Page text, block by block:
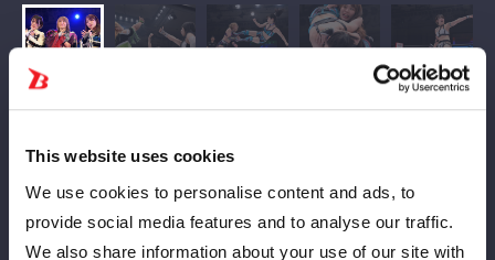
This website uses cookies
We use cookies to personalise content and ads, to
provide social media features and to analyse our traffic.
We also share information about your use of our site with
ゴッズアイの朱里＆妃南＆レディ・Ｃ組とコズミックエンジェル